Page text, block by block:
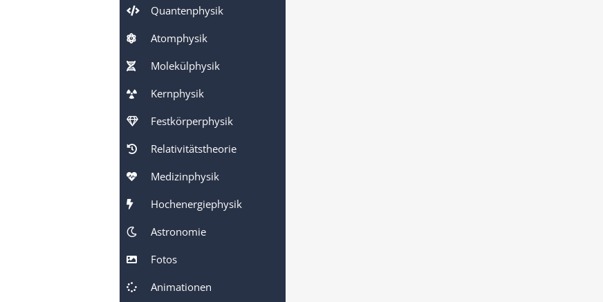
Quantenphysik
Atomphysik
Molekülphysik
Kernphysik
Festkörperphysik
Relativitätstheorie
Medizinphysik
Hochenergiephysik
Astronomie
Fotos
Animationen